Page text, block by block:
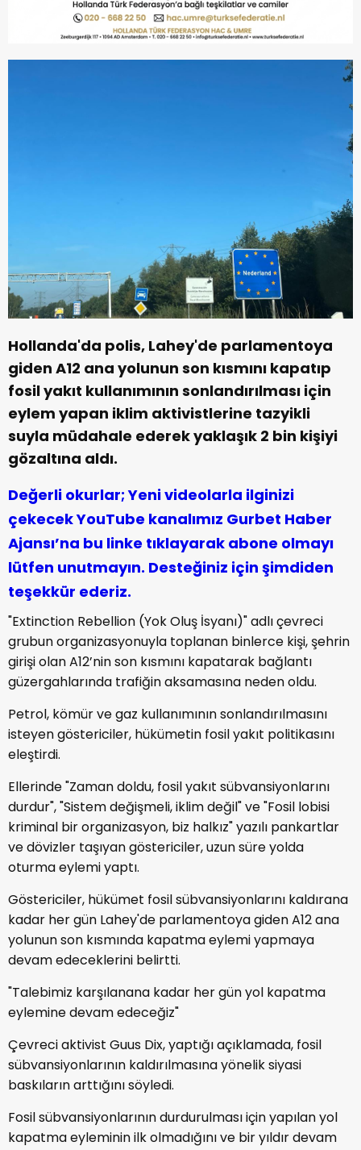
Hollanda'da polis, Lahey'de parlamentoya
giden A12 ana yolunun son kısmını kapatıp
fosil yakıt kullanımının sonlandırılması için
eylem yapan iklim aktivistlerine tazyikli
suyla müdahale ederek yaklaşık 2 bin kişiyi
gözaltına aldı.
Değerli okurlar; Yeni videolarla ilginizi
çekecek YouTube kanalımız Gurbet Haber
Ajansı’na bu linke tıklayarak abone olmayı
lütfen unutmayın. Desteğiniz için şimdiden
teşekkür ederiz.
"Extinction Rebellion (Yok Oluş İsyanı)" adlı çevreci
grubun organizasyonuyla toplanan binlerce kişi, şehrin
girişi olan A12’nin son kısmını kapatarak bağlantı
güzergahlarında trafiğin aksamasına neden oldu.
Petrol, kömür ve gaz kullanımının sonlandırılmasını
isteyen göstericiler, hükümetin fosil yakıt politikasını
eleştirdi.
Ellerinde "Zaman doldu, fosil yakıt sübvansiyonlarını
durdur", "Sistem değişmeli, iklim değil" ve "Fosil lobisi
kriminal bir organizasyon, biz halkız" yazılı pankartlar
ve dövizler taşıyan göstericiler, uzun süre yolda
oturma eylemi yaptı.
Göstericiler, hükümet fosil sübvansiyonlarını kaldırana
kadar her gün Lahey'de parlamentoya giden A12 ana
yolunun son kısmında kapatma eylemi yapmaya
devam edeceklerini belirtti.
"Talebimiz karşılanana kadar her gün yol kapatma
eylemine devam edeceğiz"
Çevreci aktivist Guus Dix, yaptığı açıklamada, fosil
sübvansiyonlarının kaldırılmasına yönelik siyasi
baskıların arttığını söyledi.
Fosil sübvansiyonlarının durdurulması için yapılan yol
kapatma eyleminin ilk olmadığını ve bir yıldır devam